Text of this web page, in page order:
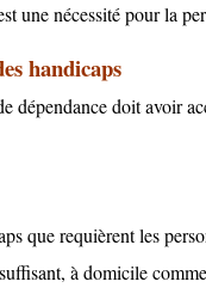
une nécessité pour la
handicaps
dépendance doit avoir
que requièrent les
àdomicile